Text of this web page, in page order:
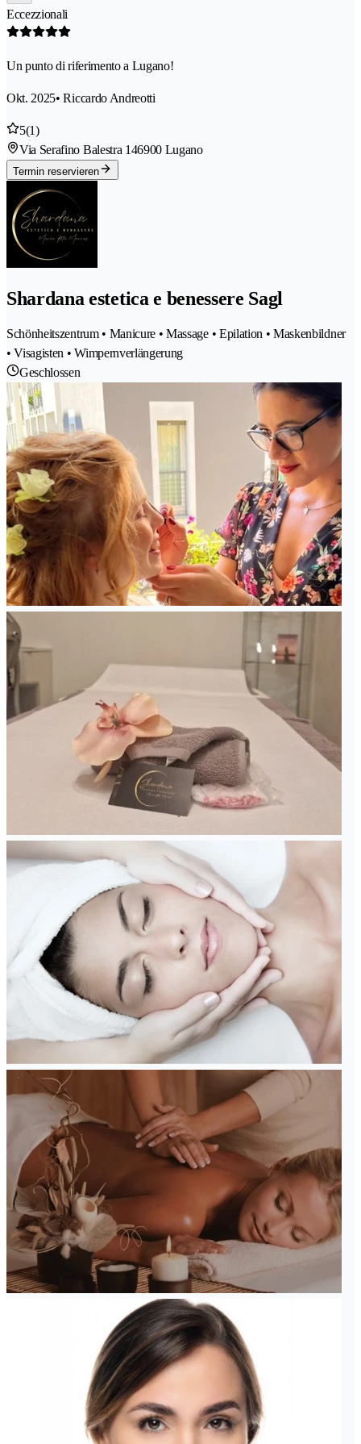
Eccezzionali
Un punto di riferimento a Lugano!
Okt. 2025• Riccardo Andreotti
5(1)
Via Serafino Balestra 146900 Lugano
Termin reservieren
Shardana estetica e benessere Sagl
Schönheitszentrum • Manicure • Massage • Epilation • Maskenbildner
• Visagisten • Wimpernverlängerung
Geschlossen